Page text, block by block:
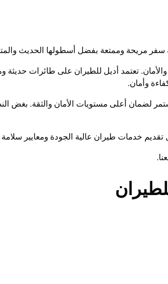
سفر مريحة وممتعة بفضل أسطولها الحديث
والأمان. تعتمد أديل للطيران على طائرات
وأمان.
لضمان أعلى مستويات الأمان والثقة. بغض
خدمات طيران عالية الجودة ومعايير